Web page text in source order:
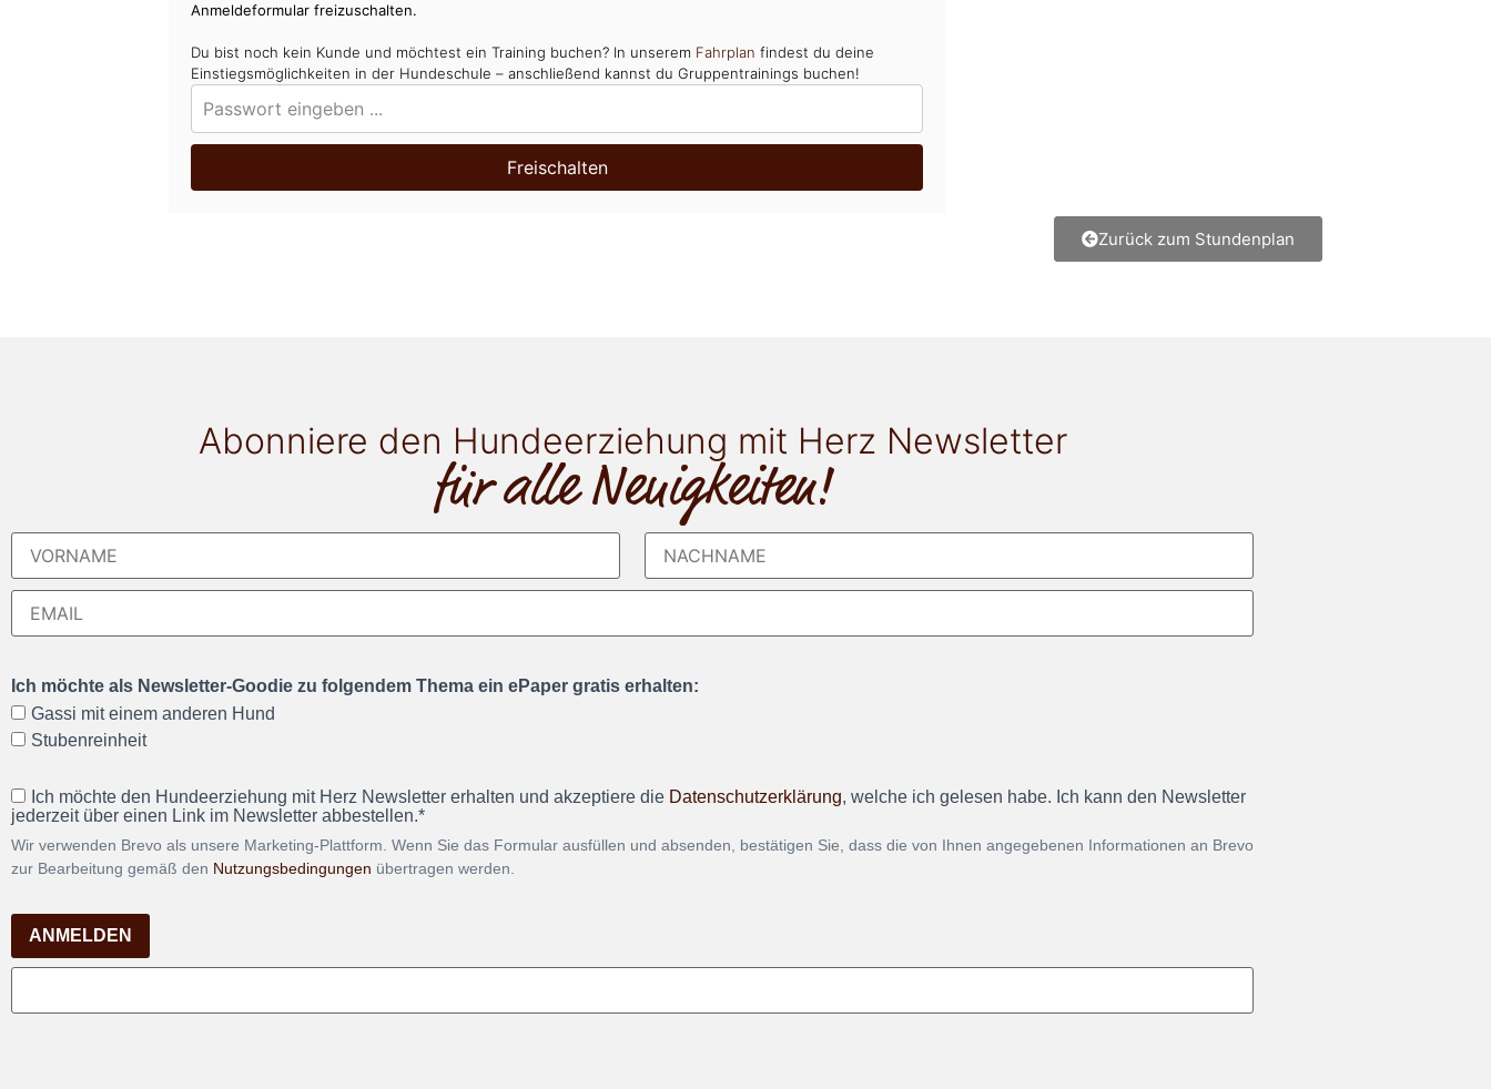
Anmeldeformular freizuschalten.
Du bist noch kein Kunde und möchtest ein Training buchen? In unserem Fahrplan findest du deine
Einstiegsmöglichkeiten in der Hundeschule – anschließend kannst du Gruppentrainings buchen!
Freischalten
Zurück zum Stundenplan
Abonniere den Hundeerziehung mit Herz Newsletter
für alle Neuigkeiten!
Ich möchte als Newsletter-Goodie zu folgendem Thema ein ePaper gratis erhalten:
Gassi mit einem anderen Hund
Stubenreinheit
Ich möchte den Hundeerziehung mit Herz Newsletter erhalten und akzeptiere die Datenschutzerklärung, welche ich gelesen habe. Ich kann den Newsletter
jederzeit über einen Link im Newsletter abbestellen.*
Wir verwenden Brevo als unsere Marketing-Plattform. Wenn Sie das Formular ausfüllen und absenden, bestätigen Sie, dass die von Ihnen angegebenen Informationen an Brevo
zur Bearbeitung gemäß den Nutzungsbedingungen übertragen werden.
ANMELDEN